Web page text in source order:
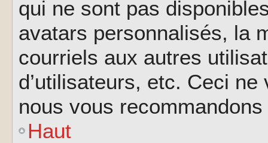
qui ne sont pas
avatars personnalisés, la
courriels aux autres
d’utilisateurs, etc. Ceci
nous vous
Haut